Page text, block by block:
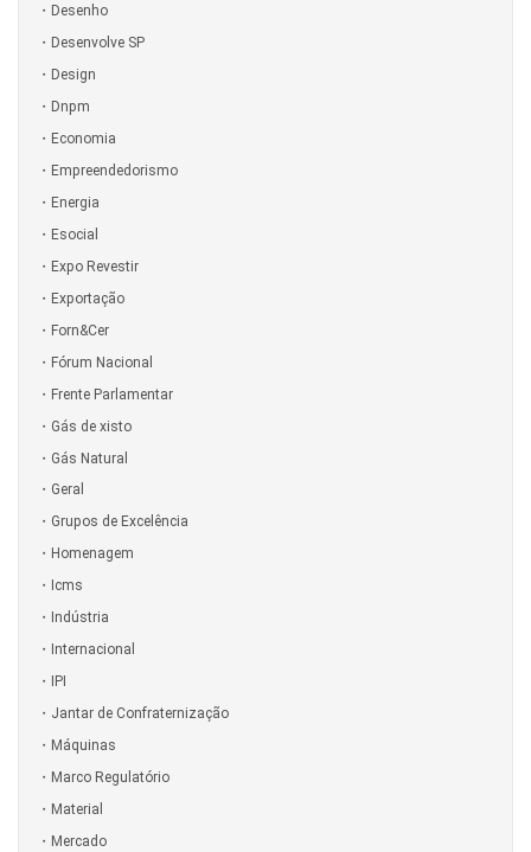
Desenho
Desenvolve SP
Design
Dnpm
Economia
Empreendedorismo
Energia
Esocial
Expo Revestir
Exportação
Forn&Cer
Fórum Nacional
Frente Parlamentar
Gás de xisto
Gás Natural
Geral
Grupos de Excelência
Homenagem
Icms
Indústria
Internacional
IPI
Jantar de Confraternização
Máquinas
Marco Regulatório
Material
Mercado